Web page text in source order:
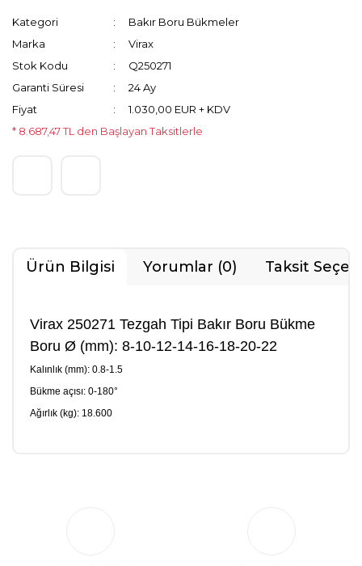
Kategori
Bakır Boru Bükmeler
Marka
Virax
Stok Kodu
Q250271
Garanti Süresi
24 Ay
Fiyat
1.030,00 EUR + KDV
* 8.687,47 TL den Başlayan Taksitlerle
Ürün Bilgisi Yorumlar (0) Taksit
Virax 250271 Tezgah Tipi Bakır Boru Bükme
Boru Ø (mm): 8-10-12-14-16-18-20-22
Kalınlık (mm): 0.8-1.5
Bükme açısı: 0-180°
Ağırlık (kg): 18.600